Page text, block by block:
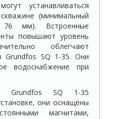
устанавливаться
(минимальный
76 мм). Встроенные
повышают уровень
облегчают
Grundfos SQ 1-35. Они
водоснабжение при
Grundfos SQ 1-35
они оснащёны
магнитами,